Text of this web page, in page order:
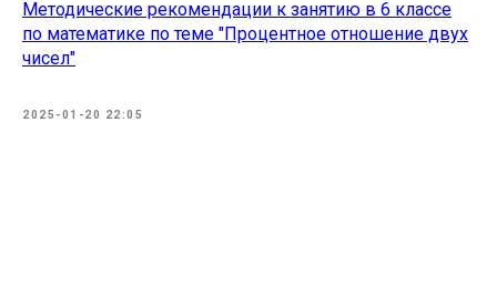
Методические рекомендации к занятию в 6 классе
по математике по теме "Процентное отношение двух
чисел"
2025-01-20 22:05